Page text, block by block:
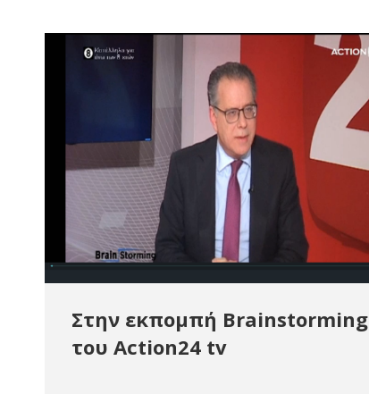
Στην εκπομπή Brainstorming
του Action24 tv